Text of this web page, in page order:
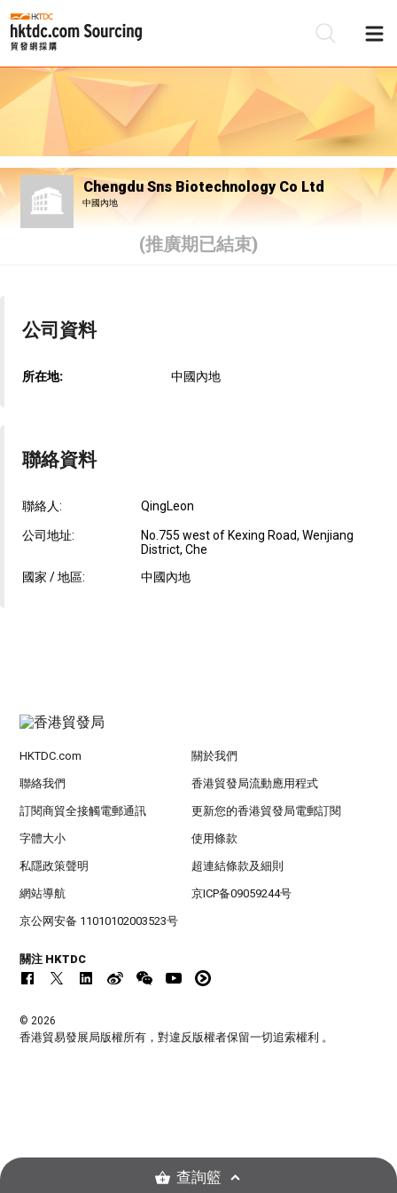
Chengdu Sns Biotechnology Co Ltd
中國內地
(推廣期已結束)
公司資料
所在地: 中國內地
聯絡資料
聯絡人: QingLeon
公司地址:
No.755 west of Kexing Road, Wenjiang
District, Che
國家 / 地區:
中國內地
HKTDC.com 關於我們
聯絡我們 香港貿發局流動應用程式
訂閱商貿全接觸電郵通訊 更新您的香港貿發局電郵訂閱
字體大小 使用條款
私隱政策聲明 超連結條款及細則
網站導航 京ICP备09059244号
京公网安备 11010102003523号
關注 HKTDC
© 2026
香港貿易發展局版權所有，對違反版權者保留一切追索權利 。
查詢籃